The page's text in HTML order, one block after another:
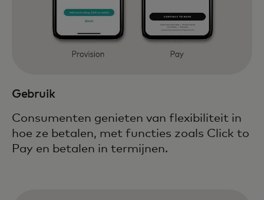
Gebruik
Consumenten genieten van flexibiliteit in
hoe ze betalen, met functies zoals Click to
Pay en betalen in termijnen.